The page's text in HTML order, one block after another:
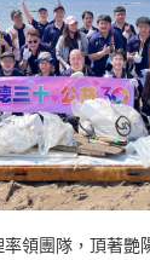
領團隊，頂著艷